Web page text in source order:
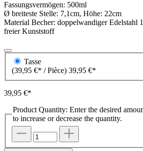
Fassungsvermögen: 500ml
Ø breiteste Stelle: 7,1cm, Höhe: 22cm
Material Becher: doppelwandiger Edelstahl
freier Kunststoff
Tasse
(39,95 €* / Pièce) 39,95 €*
39,95 €*
Product Quantity: Enter the desired
to increase or decrease the quantity.